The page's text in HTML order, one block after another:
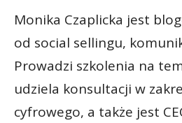
Monika Czaplicka jest
od social sellingu,
Prowadzi szkolenia na
udziela konsultacji w
cyfrowego, a także jest